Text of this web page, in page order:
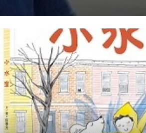
的尺寸】
宜；尺碼適當放寬的目的是防止帽子過緊
分為主，兒童帽以50-55公分為主。
易】